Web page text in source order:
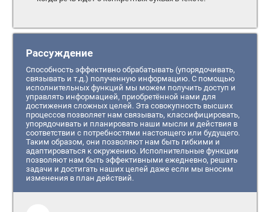
Рассуждение
Способность эффективно обрабатывать (упорядочивать,
связывать и т.д.) полученную информацию. С помощью
исполнительных функций мы можем получить доступ и
управлять информацией, приобретённой нами для
достижения сложных целей. Эта совокупность высших
процессов позволяет нам связывать, классифицировать,
упорядочивать и планировать наши мысли и действия в
соответствии с потребностями настоящего или будущего.
Таким образом, они позволяют нам быть гибкими и
адаптироваться к окружению. Исполнительные функции
позволяют нам быть эффективными ежедневно, решать
задачи и достигать наших целей даже если мы вносим
изменения в план действий.